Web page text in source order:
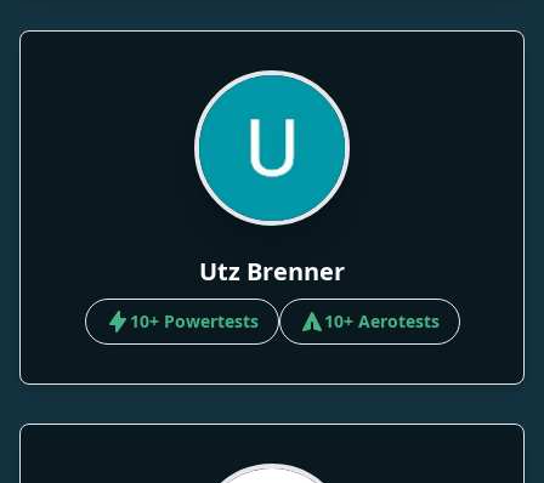
Utz Brenner
10+ Powertests 10+ Aerotests